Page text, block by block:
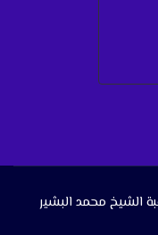
الشيخ محمد البشير